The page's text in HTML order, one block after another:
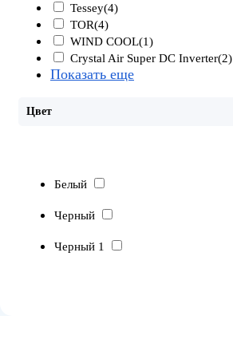
Tessey(4)
TOR(4)
WIND COOL(1)
Crystal Air Super DC Inverter(2)
Показать еще
Цвет
Белый
Черный
Черный 1